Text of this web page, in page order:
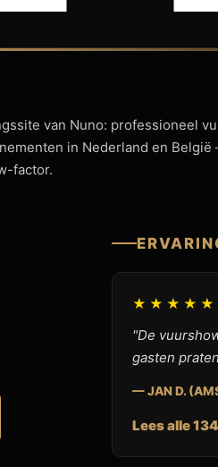
van Nuno: professioneel
in Nederland en
factor.
★★★★★
"De
gasten
— JAN D.
Lees alle